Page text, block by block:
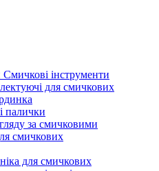
Смичкові інструменти
для смичкових
палички
за смичковими
смичкових
для смичкових